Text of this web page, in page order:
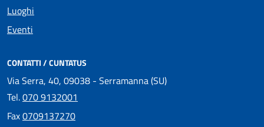
Luoghi
Eventi
CONTATTI / CUNTATUS
Via Serra, 40, 09038 - Serramanna (SU)
Tel.070 9132001
Fax0709137270